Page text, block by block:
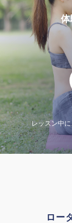
体
レッスン中
ロー